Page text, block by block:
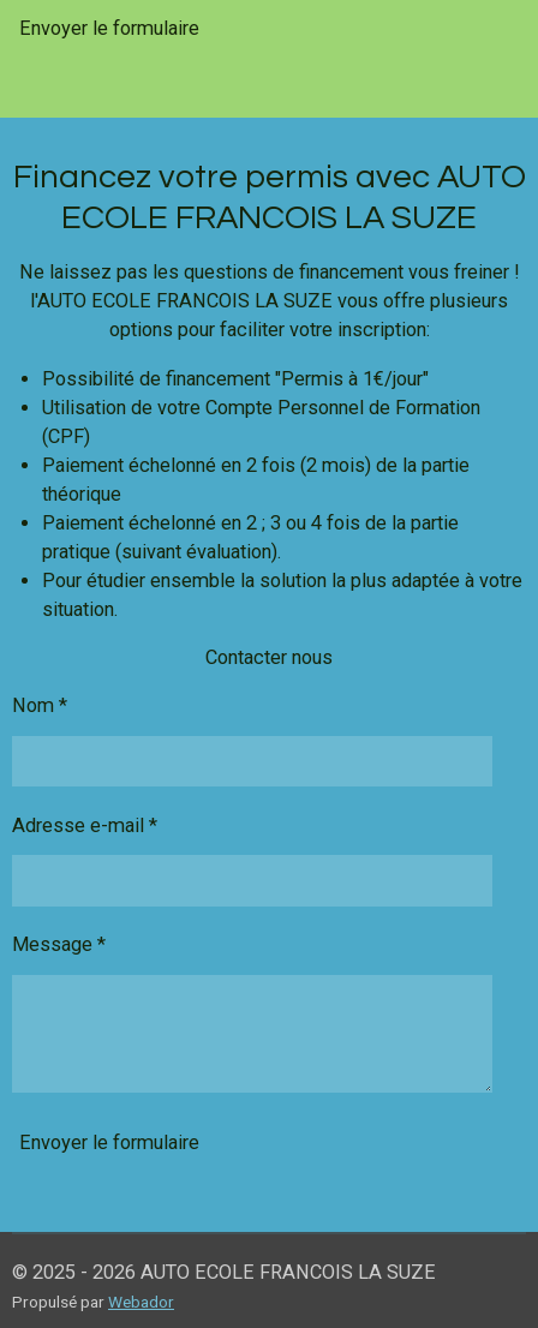
Envoyer le formulaire
Financez votre permis avec AUTO
ECOLE FRANCOIS LA SUZE
Ne laissez pas les questions de financement vous freiner !
l'AUTO ECOLE FRANCOIS LA SUZE vous offre plusieurs
options pour faciliter votre inscription:
Possibilité de financement "Permis à 1€/jour"
Utilisation de votre Compte Personnel de Formation
(CPF)
Paiement échelonné en 2 fois (2 mois) de la partie
théorique
Paiement échelonné en 2 ; 3 ou 4 fois de la partie
pratique (suivant évaluation).
Pour étudier ensemble la solution la plus adaptée à votre
situation.
Contacter nous
Nom *
Adresse e-mail *
Message *
Envoyer le formulaire
© 2025 - 2026 AUTO ECOLE FRANCOIS LA SUZE
Propulsé parWebador